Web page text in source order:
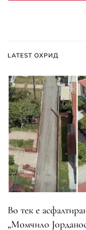
LATEST ОХРИД
Во тек е
„Момчило